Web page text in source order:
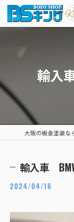
輸入
輸入車
2024/04/16